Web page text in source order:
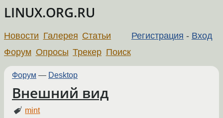
LINUX.ORG.RU
Регистрация - Вход
Новости Галерея Статьи
Форум Опросы Трекер Поиск
Форум — Desktop
Внешний вид
mint